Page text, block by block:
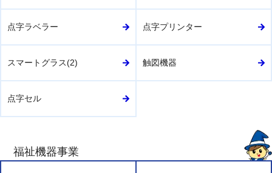
点字ラベラー 点字プリンター
スマートグラス(2) 触図機器
点字セル
福祉機器事業